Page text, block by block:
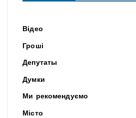
Відео
Гроші
Депутаты
Думки
Ми рекомендуємо
Місто